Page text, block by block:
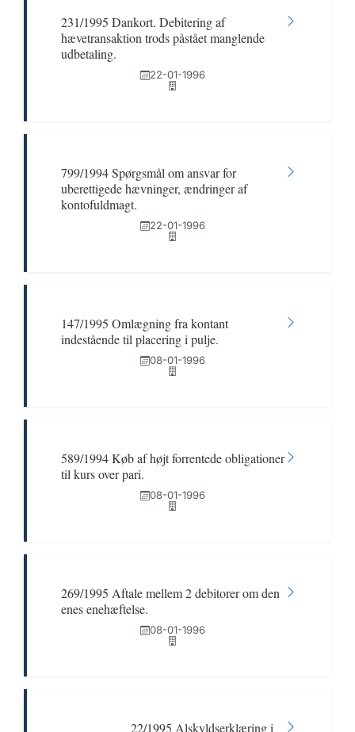
231/1995 Dankort. Debitering af
hævetransaktion trods påstået manglende
udbetaling.
22-01-1996
799/1994 Spørgsmål om ansvar for
uberettigede hævninger, ændringer af
kontofuldmagt.
22-01-1996
147/1995 Omlægning fra kontant
indestående til placering i pulje.
08-01-1996
589/1994 Køb af højt forrentede obligationer
til kurs over pari.
08-01-1996
269/1995 Aftale mellem 2 debitorer om den
enes enehæftelse.
08-01-1996
22/1995 Alskyldserklæring i